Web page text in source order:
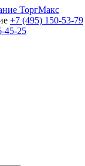
+7 (495) 150-53-79
45-25